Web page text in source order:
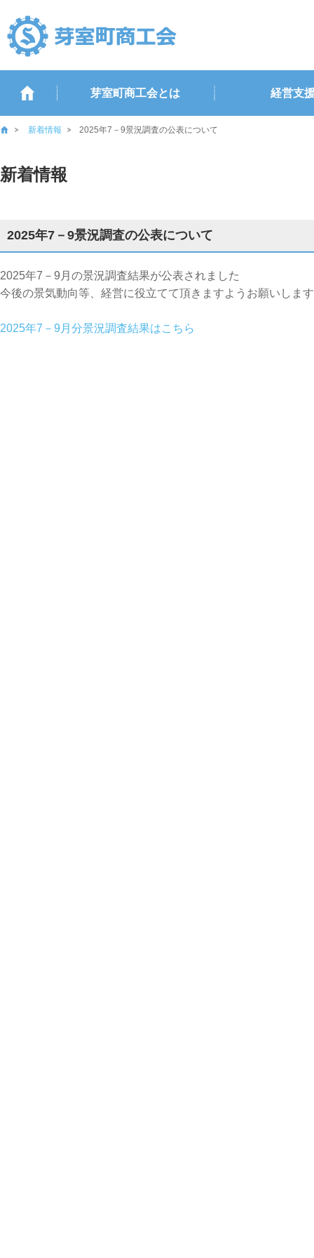
芽室町商工会とは 経営支
新着情報 2025年7－9景況調査の公表について
新着情報
2025年7－9景況調査の公表について
2025年7－9月の景況調査結果が公表されました
今後の景気動向等、経営に役立てて頂きますようお願いします
2025年7－9月分景況調査結果はこちら